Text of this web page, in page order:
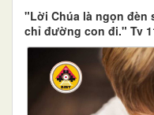
"Lời Chúa là ngọn đèn
chỉ đường con đi." Tv